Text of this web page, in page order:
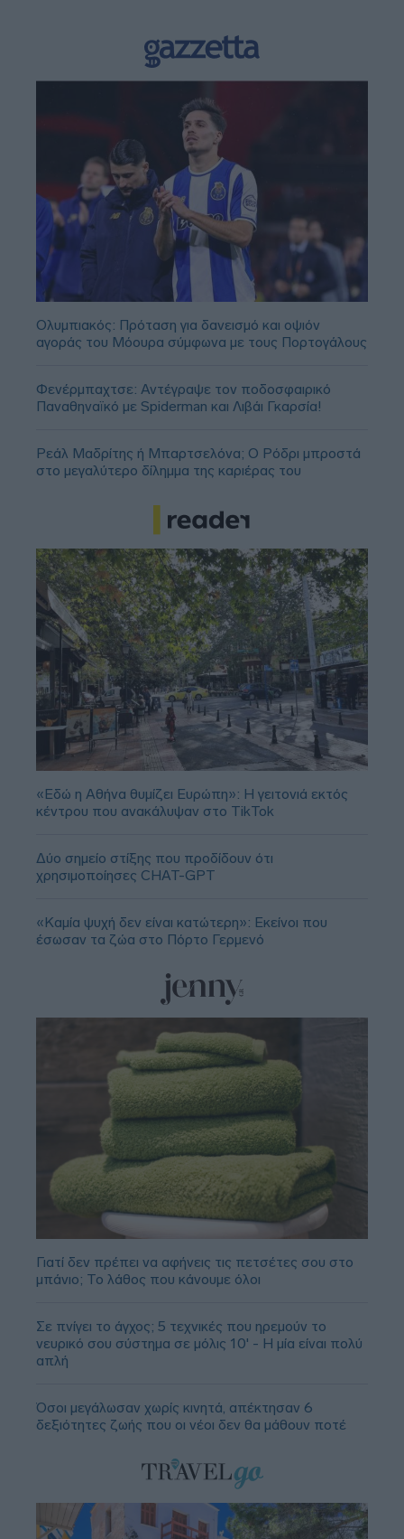
Ολυμπιακός: Πρόταση για δανεισμό και οψιόν
αγοράς του Μόουρα σύμφωνα με τους Πορτογάλους
Φενέρμπαχτσε: Αντέγραψε τον ποδοσφαιρικό
Παναθηναϊκό με Spiderman και Λιβάι Γκαρσία!
Ρεάλ Μαδρίτης ή Μπαρτσελόνα; Ο Ρόδρι μπροστά
στο μεγαλύτερο δίλημμα της καριέρας του
«Εδώ η Αθήνα θυμίζει Ευρώπη»: H γειτονιά εκτός
κέντρου που ανακάλυψαν στο TikTok
Δύο σημείο στίξης που προδίδουν ότι
χρησιμοποίησες CHAT-GPT
«Καμία ψυχή δεν είναι κατώτερη»: Εκείνοι που
έσωσαν τα ζώα στο Πόρτο Γερμενό
Γιατί δεν πρέπει να αφήνεις τις πετσέτες σου στο
μπάνιο; Το λάθος που κάνουμε όλοι
Σε πνίγει το άγχος; 5 τεχνικές που ηρεμούν το
νευρικό σου σύστημα σε μόλις 10' - Η μία είναι πολύ
απλή
Όσοι μεγάλωσαν χωρίς κινητά, απέκτησαν 6
δεξιότητες ζωής που οι νέοι δεν θα μάθουν ποτέ